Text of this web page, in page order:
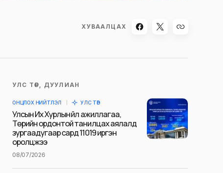
ХУВААЛЦАХ
УЛС ТӨР, ДУУЛИАН
ОНЦЛОХ НИЙТЛЭЛ УЛС ТӨР
Улсын Их Хурлын үйл ажиллагаа,
Төрийн ордонтой танилцах аялалд
зургаадугаар сард 11019 иргэн
оролцжээ
08/07/2026